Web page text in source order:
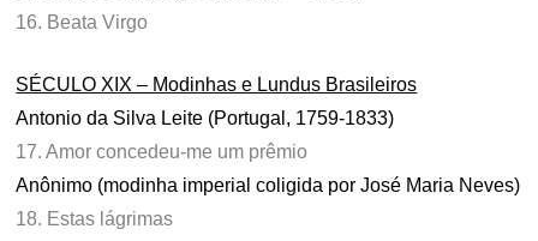
16. Beata Virgo
SÉCULO XIX – Modinhas e Lundus Brasileiros
Antonio da Silva Leite (Portugal, 1759-1833)
17. Amor concedeu-me um prêmio
Anônimo (modinha imperial coligida por José Maria Neves)
18. Estas lágrimas